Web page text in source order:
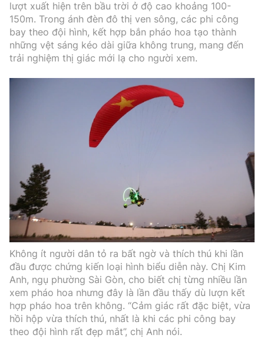
lượt xuất hiện trên bầu trời ở độ cao khoảng 100-
150m. Trong ánh đèn đô thị ven sông, các phi công
bay theo đội hình, kết hợp bắn pháo hoa tạo thành
những vệt sáng kéo dài giữa không trung, mang đến
trải nghiệm thị giác mới lạ cho người xem.
Không ít người dân tỏ ra bất ngờ và thích thú khi lần
đầu được chứng kiến loại hình biểu diễn này. Chị Kim
Anh, ngụ phường Sài Gòn, cho biết chị từng nhiều lần
xem pháo hoa nhưng đây là lần đầu thấy dù lượn kết
hợp pháo hoa trên không. “Cảm giác rất đặc biệt, vừa
hồi hộp vừa thích thú, nhất là khi các phi công bay
theo đội hình rất đẹp mắt”, chị Anh nói.